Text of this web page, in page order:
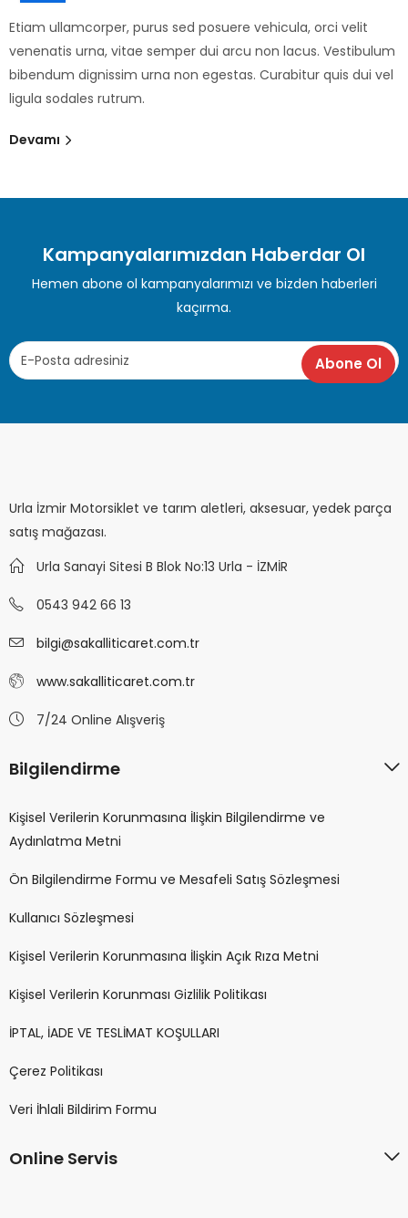
Etiam ullamcorper, purus sed posuere vehicula, orci velit
venenatis urna, vitae semper dui arcu non lacus. Vestibulum
bibendum dignissim urna non egestas. Curabitur quis dui vel
ligula sodales rutrum.
Devamı
Kampanyalarımızdan Haberdar Ol
Hemen abone ol kampanyalarımızı ve bizden haberleri
kaçırma.
Urla İzmir Motorsiklet ve tarım aletleri, aksesuar, yedek parça
satış mağazası.
Urla Sanayi Sitesi B Blok No:13 Urla - İZMİR
0543 942 66 13
bilgi@sakalliticaret.com.tr
www.sakalliticaret.com.tr
7/24 Online Alışveriş
Bilgilendirme
Kişisel Verilerin Korunmasına İlişkin Bilgilendirme ve
Aydınlatma Metni
Ön Bilgilendirme Formu ve Mesafeli Satış Sözleşmesi
Kullanıcı Sözleşmesi
Kişisel Verilerin Korunmasına İlişkin Açık Rıza Metni
Kişisel Verilerin Korunması Gizlilik Politikası
İPTAL, İADE VE TESLİMAT KOŞULLARI
Çerez Politikası
Veri İhlali Bildirim Formu
Online Servis